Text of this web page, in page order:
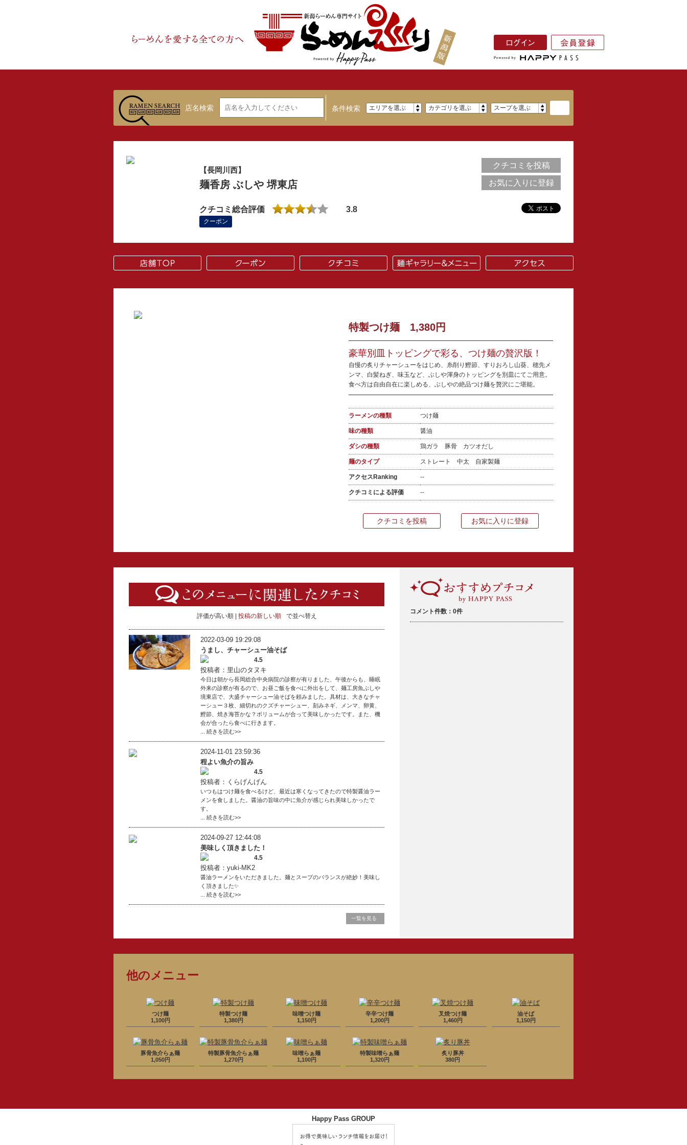
店名検索 条件検索
【長岡川西】
麺香房 ぶしや 堺東店
クチコミ総合評価 3.8
クーポン
クチコミを投稿
お気に入りに登録
特製つけ麺 1,380円
豪華別皿トッピングで彩る、つけ麺の贅沢版！
自慢の炙りチャーシューをはじめ、糸削り鰹節、すりおろし山葵、穂先メ
ンマ、白髪ねぎ、味玉など、ぶしや渾身のトッピングを別皿にてご用意。
食べ方は自由自在に楽しめる、ぶしやの絶品つけ麺を贅沢にご堪能。
ラーメンの種類 つけ麺
味の種類 醤油
ダシの種類 鶏ガラ 豚骨 カツオだし
麺のタイプ ストレート 中太 自家製麺
アクセスRanking --
クチコミによる評価 --
クチコミを投稿 お気に入りに登録
評価が高い順 投稿の新しい順 で並べ替え
2022-03-09 19:29:08
うまし、チャーシュー油そば
4.5
投稿者：里山のタヌキ
今日は朝から長岡総合中央病院の診察が有りました、午後からも、睡眠
外来の診察が有るので、お昼ご飯を食べに外出をして、麺工房魚ぶしや
境東店で、大盛チャーシュー油そばを頼みました。具材は、大きなチャ
ーシュー３枚、細切れのクズチャーシュー、刻みネギ、メンマ、卵黄、
鰹節、焼き海苔かな？ボリュームが合って美味しかったです。また、機
会が合ったら食べに行きます。
... 続きを読む>>
2024-11-01 23:59:36
程よい魚介の旨み
4.5
投稿者：くらげんげん
いつもはつけ麺を食べるけど、最近は寒くなってきたので特製醤油ラー
メンを食しました。醤油の旨味の中に魚介が感じられ美味しかったで
す。
... 続きを読む>>
2024-09-27 12:44:08
美味しく頂きました！
4.5
投稿者：yuki-MK2
醤油ラーメンをいただきました。麺とスープのバランスが絶妙！美味し
く頂きました✨
... 続きを読む>>
一覧を見る
コメント件数：0件
他のメニュー
つけ麺
1,100円
特製つけ麺
1,380円
味噌つけ麺
1,150円
辛辛つけ麺
1,200円
叉焼つけ麺
1,460円
油そば
1,150円
豚骨魚介らぁ麺
1,050円
特製豚骨魚介らぁ麺
1,270円
味噌らぁ麺
1,100円
特製味噌らぁ麺
1,320円
炙り豚丼
380円
Happy Pass GROUP